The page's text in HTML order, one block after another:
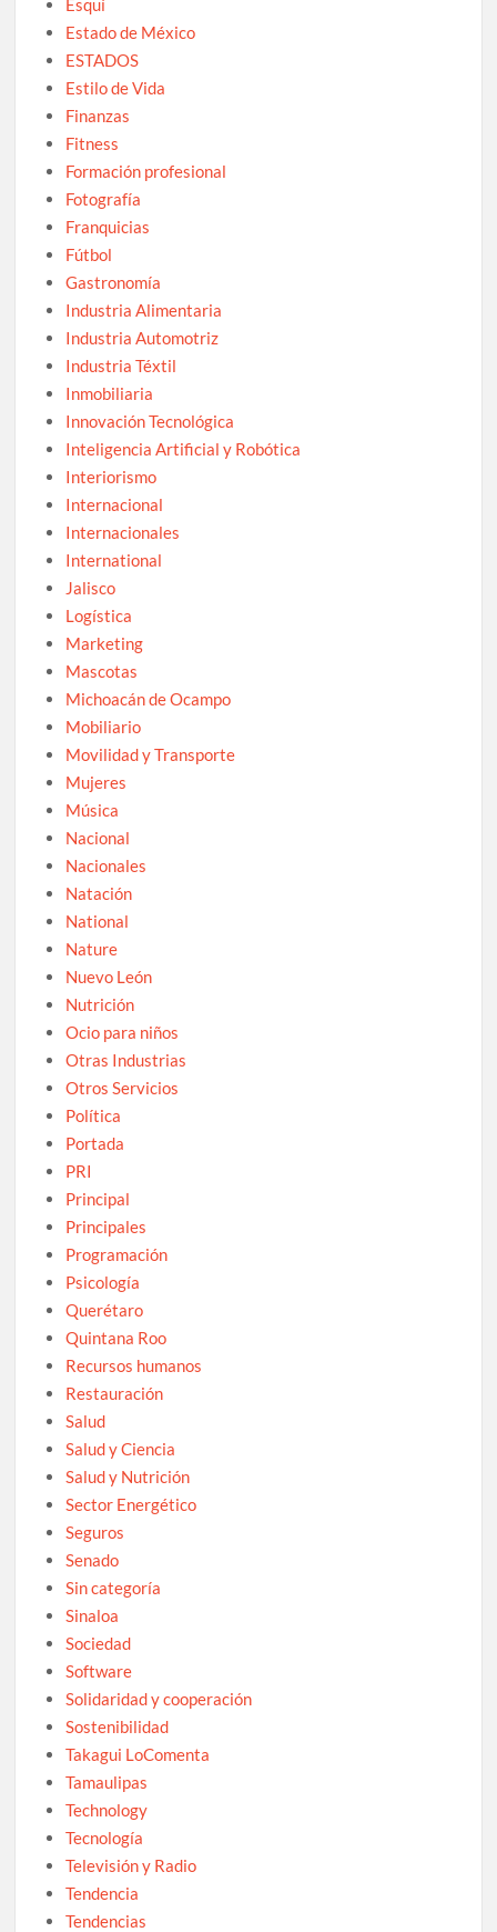
Esquí
Estado de México
ESTADOS
Estilo de Vida
Finanzas
Fitness
Formación profesional
Fotografía
Franquicias
Fútbol
Gastronomía
Industria Alimentaria
Industria Automotriz
Industria Téxtil
Inmobiliaria
Innovación Tecnológica
Inteligencia Artificial y Robótica
Interiorismo
Internacional
Internacionales
International
Jalisco
Logística
Marketing
Mascotas
Michoacán de Ocampo
Mobiliario
Movilidad y Transporte
Mujeres
Música
Nacional
Nacionales
Natación
National
Nature
Nuevo León
Nutrición
Ocio para niños
Otras Industrias
Otros Servicios
Política
Portada
PRI
Principal
Principales
Programación
Psicología
Querétaro
Quintana Roo
Recursos humanos
Restauración
Salud
Salud y Ciencia
Salud y Nutrición
Sector Energético
Seguros
Senado
Sin categoría
Sinaloa
Sociedad
Software
Solidaridad y cooperación
Sostenibilidad
Takagui LoComenta
Tamaulipas
Technology
Tecnología
Televisión y Radio
Tendencia
Tendencias